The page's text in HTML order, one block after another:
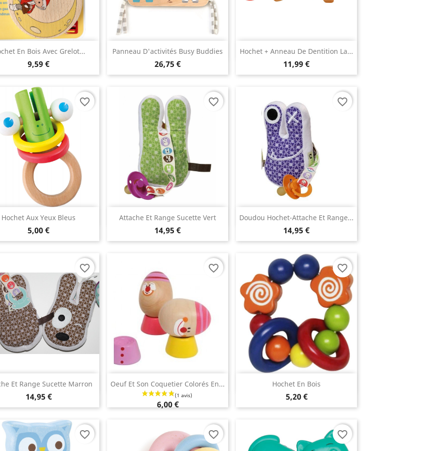
En Bois Avec Grelot...
9,59 €
Aperçu rapide Panneau D'activités Busy Buddies
26,75 €
Aperçu rapide Hochet + Anneau De Dentition La...
11,99 €
Aperçu rapide
Hochet Aux Yeux Bleus
5,00 €
Aperçu rapide
favorite_border
Attache Et Range Sucette Vert
14,95 €
Aperçu rapide
favorite_border
Doudou Hochet-Attache Et Range...
14,95 €
Aperçu rapide
favorite_border
Et Range Sucette Marron
14,95 €
 Aperçu rapide
favorite_border
Oeuf Et Son Coquetier Colorés En...
6,00 €
Aperçu rapide
favorite_border
Hochet En Bois
5,20 €
Aperçu rapide
favorite_border
favorite_border favorite_border favorite_border